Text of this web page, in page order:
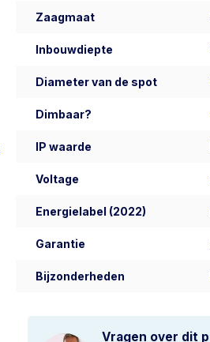
Zaagmaat
Inbouwdiepte
Diameter van de spot
Dimbaar?
IP waarde
Voltage
Energielabel (2022)
Garantie
Bijzonderheden
Vragen over dit